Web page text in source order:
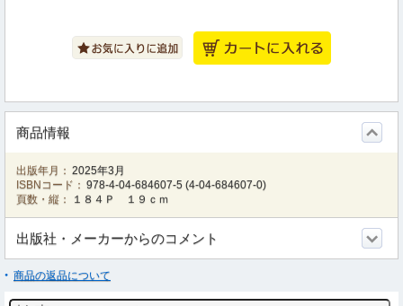
商品情報
出版年月： 2025年3月
ISBNコード： 978-4-04-684607-5 (4-04-684607-0)
頁数・縦：
１８４Ｐ １９ｃｍ
出版社・メーカーからのコメント
商品の返品について